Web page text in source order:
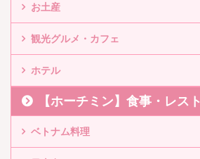
お土産
観光グルメ・カフェ
ホテル
【ホーチミン】食事・レス
ベトナム料理